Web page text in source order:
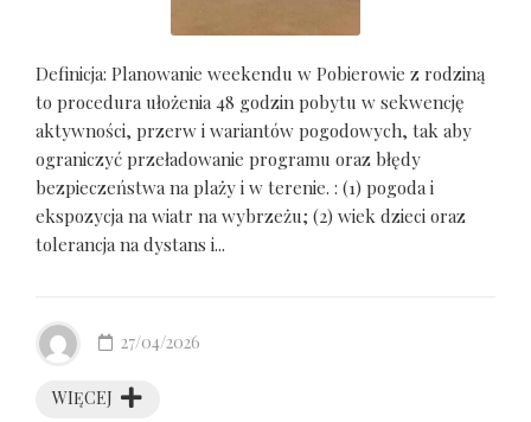
Definicja: Planowanie weekendu w Pobierowie z rodziną
to procedura ułożenia 48 godzin pobytu w sekwencję
aktywności, przerw i wariantów pogodowych, tak aby
ograniczyć przeładowanie programu oraz błędy
bezpieczeństwa na plaży i w terenie. : (1) pogoda i
ekspozycja na wiatr na wybrzeżu; (2) wiek dzieci oraz
tolerancja na dystans i...
WIĘCEJ
27/04/2026